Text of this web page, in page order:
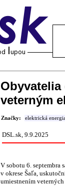
veterným
Značky: elektrická
DSL.sk, 9.9.2025
V sobotu 6. septembra
v okrese Šaľa,
umiestnením